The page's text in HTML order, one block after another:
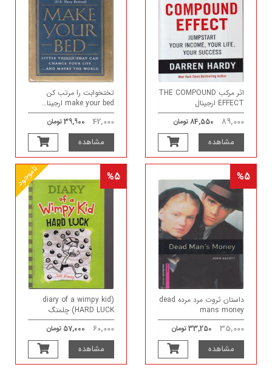
اثر مرکب THE COMPOUND
EFFECT ارجینال
89,000 84,550 تومان
مشاهده
تختخوابت را مرتب کن
make your bed ارجینا...
42,000 39,900 تومان
مشاهده
%5
داستان ثروت مرد مرده dead
mans money
35,000 33,250 تومان
مشاهده
%5 ناموجود
(diary of a wimpy kid
(HARD LUCK چلمنگ
60,000 57,000 تومان
مشاهده